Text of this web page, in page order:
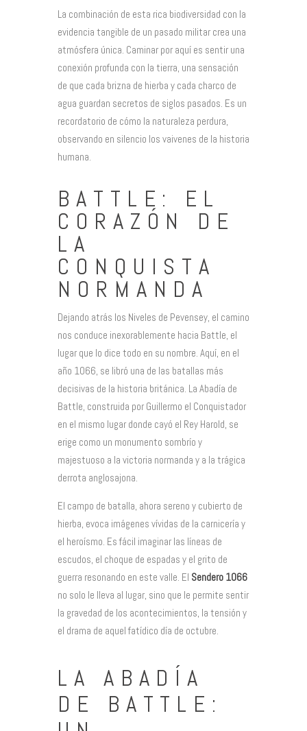
La combinación de esta rica biodiversidad con la
evidencia tangible de un pasado militar crea una
atmósfera única. Caminar por aquí es sentir una
conexión profunda con la tierra, una sensación
de que cada brizna de hierba y cada charco de
agua guardan secretos de siglos pasados. Es un
recordatorio de cómo la naturaleza perdura,
observando en silencio los vaivenes de la historia
humana.
BATTLE: EL
CORAZÓN DE
LA
CONQUISTA
NORMANDA
Dejando atrás los Niveles de Pevensey, el camino
nos conduce inexorablemente hacia Battle, el
lugar que lo dice todo en su nombre. Aquí, en el
año 1066, se libró una de las batallas más
decisivas de la historia británica. La Abadía de
Battle, construida por Guillermo el Conquistador
en el mismo lugar donde cayó el Rey Harold, se
erige como un monumento sombrío y
majestuoso a la victoria normanda y a la trágica
derrota anglosajona.
El campo de batalla, ahora sereno y cubierto de
hierba, evoca imágenes vívidas de la carnicería y
el heroísmo. Es fácil imaginar las líneas de
escudos, el choque de espadas y el grito de
guerra resonando en este valle. El Sendero 1066
no solo le lleva al lugar, sino que le permite sentir
la gravedad de los acontecimientos, la tensión y
el drama de aquel fatídico día de octubre.
LA ABADÍA
DE BATTLE: